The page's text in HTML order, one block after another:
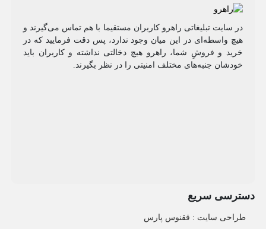
در سایت تبلیغاتی راهرو کاربران مستقیما با هم تماس می‌گیرند و
هیچ واسطه‌ای در این میان وجود ندارد، پس دقت فرمایید که در
خرید و فروشِ شما، راهرو هیچ دخالتی نداشته و کاربران باید
خودشان جنبه‌های مختلف امنیتی را در نظر بگیرند.
دسترسی سریع
طراحی سایت :‌ ققنوس پارس